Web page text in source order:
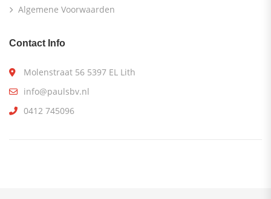
Algemene Voorwaarden
Contact Info
Molenstraat 56 5397 EL Lith
info@paulsbv.nl
0412 745096